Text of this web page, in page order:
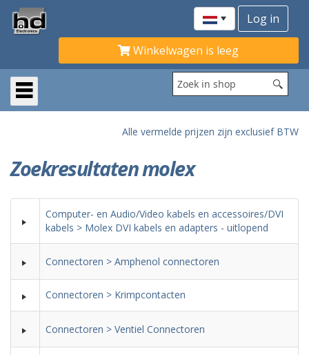
Winkelwagen is leeg
Alle vermelde prijzen zijn exclusief BTW
Zoekresultaten molex
Computer- en Audio/Video kabels en accessoires/DVI
kabels > Molex DVI kabels en adapters - uitlopend
Connectoren > Amphenol connectoren
Connectoren > Krimpcontacten
Connectoren > Ventiel Connectoren